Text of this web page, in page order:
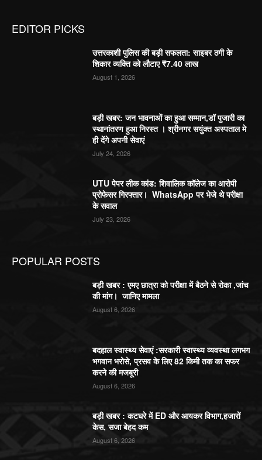
EDITOR PICKS
उत्तरकाशी पुलिस की बड़ी सफलता: साइबर ठगी के
शिकार व्यक्ति को लौटाए ₹7.40 लाख
August 1, 2026
बड़ी खबर: जन भावनाओं का हुआ सम्मान,डॉ पुजारी का
स्थानांतरण हुआ निरस्त । श्रीनगर सयुंक्त अस्पताल मे
ही देंगे अपनी सेवाएं
July 24, 2026
UTU पेपर लीक कांड: शिवालिक कॉलेज का आरोपी
प्रोफेसर गिरफ्तार। WhatsApp पर भेजे थे परीक्षा
के सवाल
July 23, 2026
POPULAR POSTS
बड़ी खबर : एमए छात्रा को परीक्षा में बैठने से रोका ,जांच
की मांग। जानिए मामला
August 6, 2026
बदहाल स्वास्थ्य सेवाएं :सरकारी स्वास्थ्य व्यवस्था लगभग
भगवान भरोसे, प्रसव के लिए 82 किमी तक का सफर
करने की मजबूरी
August 6, 2026
बड़ी खबर : कटघरे में ED और आयकर विभाग,हजारों
केस, सजा बेहद कम
August 6, 2026